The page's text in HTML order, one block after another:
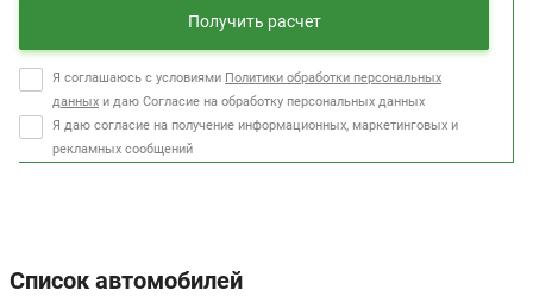
Получить расчет
Я соглашаюсь с условиями Политики обработки персональных
данных и даю Согласие на обработку персональных данных
Я даю согласие на получение информационных, маркетинговых и
рекламных сообщений
Список автомобилей